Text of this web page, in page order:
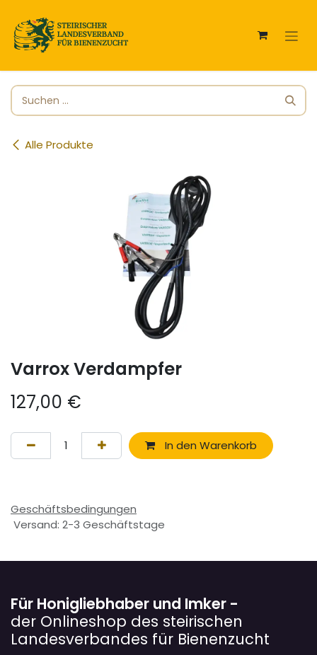
Alle Produkte
Varrox Verdampfer
127,00 €
In den Warenkorb
Geschäftsbedingungen
Versand: 2-3 Geschäftstage
Für Honigliebhaber und Imker -
der Onlineshop des steirischen
Landesverbandes für Bienenzucht